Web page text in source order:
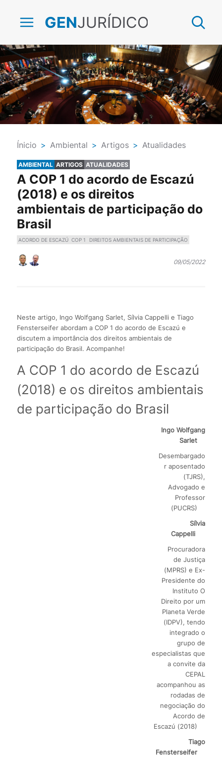
GENJURÍDICO
Ínicio > Ambiental > Artigos > Atualidades
AMBIENTAL ARTIGOS ATUALIDADES
A COP 1 do acordo de Escazú
(2018) e os direitos
ambientais de participação do
Brasil
ACORDO DE ESCAZÚ COP 1 DIREITOS AMBIENTAIS DE PARTICIPAÇÃO
09/05/2022
Neste artigo, Ingo Wolfgang Sarlet, Sílvia Cappelli e Tiago
Fensterseifer abordam a COP 1 do acordo de Escazú e
discutem a importância dos direitos ambientais de
participação do Brasil. Acompanhe!
A COP 1 do acordo de Escazú
(2018) e os direitos ambientais
de participação do Brasil
Ingo Wolfgang
Sarlet
Desembargado
r aposentado
(TJRS),
Advogado e
Professor
(PUCRS)
Sílvia
Cappelli
Procuradora
de Justiça
(MPRS) e Ex-
Presidente do
Instituto O
Direito por um
Planeta Verde
(IDPV), tendo
integrado o
grupo de
especialistas que
a convite da
CEPAL
acompanhou as
rodadas de
negociação do
Acordo de
Escazú (2018)
Tiago
Fensterseifer